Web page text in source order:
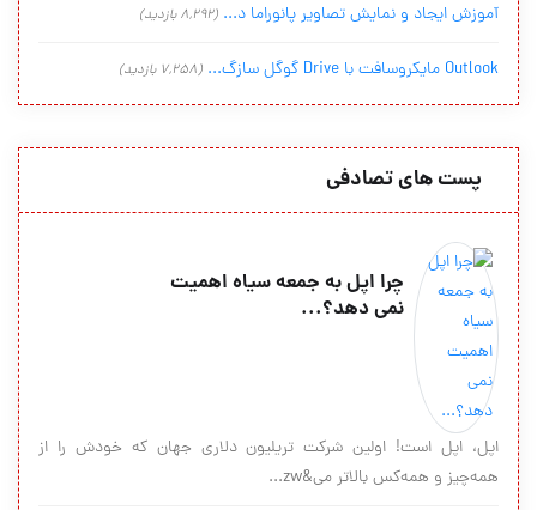
آموزش ایجاد و نمایش تصاویر پانوراما د... (8,292 بازدید)
Outlook مایکروسافت با Drive گوگل سازگ... (7,258 بازدید)
پست های تصادفی
چرا اپل به جمعه سیاه اهمیت
نمی دهد؟...
اپل، اپل است! اولین شرکت تریلیون دلاری جهان که خودش را از
همه‌چیز و همه‌کس بالاتر می&zw...